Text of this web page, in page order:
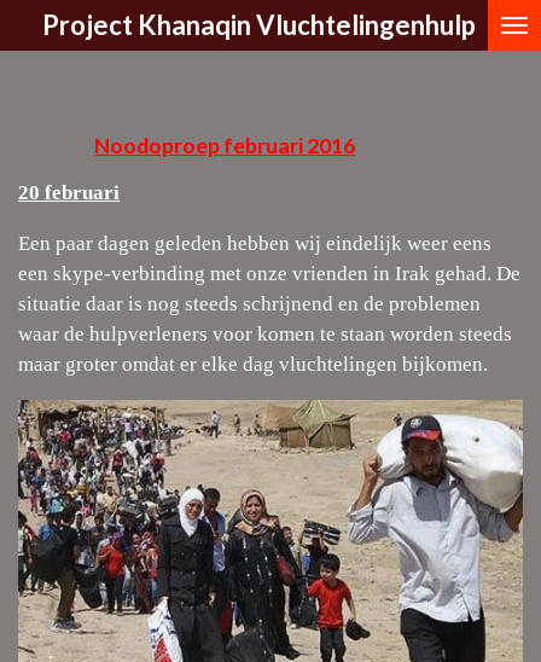
direct
hoofdinhoud
Project Khanaqin Vluchtelingenhulp
Noodoproep februari 2016
20 februari
Een paar dagen geleden hebben wij eindelijk weer eens
een skype-verbinding met onze vrienden in Irak gehad. De
situatie daar is nog steeds schrijnend en de problemen
waar de hulpverleners voor komen te staan worden steeds
maar groter omdat er elke dag vluchtelingen bijkomen.